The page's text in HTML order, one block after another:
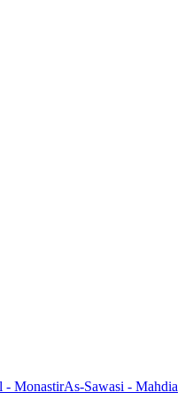
- MonastirAs-Sawasi - Mahdia